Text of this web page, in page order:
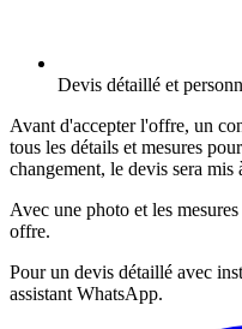
Devis détaillé et
Avant d'accepter l'offre, un
tous les détails et mesures
changement, le devis sera
Avec une photo et les
offre.
Pour un devis détaillé avec
assistant WhatsApp.